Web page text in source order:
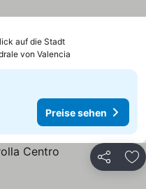
auf die StadtPreise sehen
von Valencia
Preise sehen
Teilen